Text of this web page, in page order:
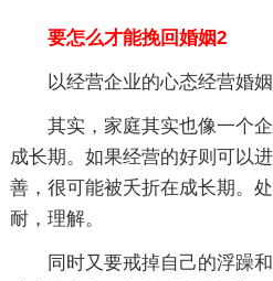
要怎么才能挽回婚姻2
以经营企业的心态经营婚姻
其实，家庭其实也像一个
成长期。如果经营的好则可以
善，很可能被夭折在成长期。
耐，理解。
同时又要戒掉自己的浮躁